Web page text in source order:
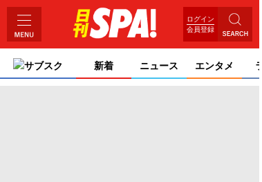
ログイン
会員登録
サブスク 新着 ニュース エンタメ